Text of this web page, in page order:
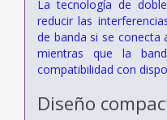
La tecnología de
reducir las
de banda si se conecta
mientras que la
compatibilidad con
Diseño